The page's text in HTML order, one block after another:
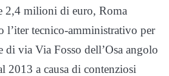
2,4 milioni di euro, Roma
l’iter tecnico-amministrativo per
di via Via Fosso dell’Osa angolo
2013 a causa di contenziosi